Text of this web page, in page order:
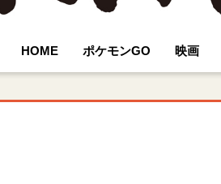
HOME ポケモンGO 映画